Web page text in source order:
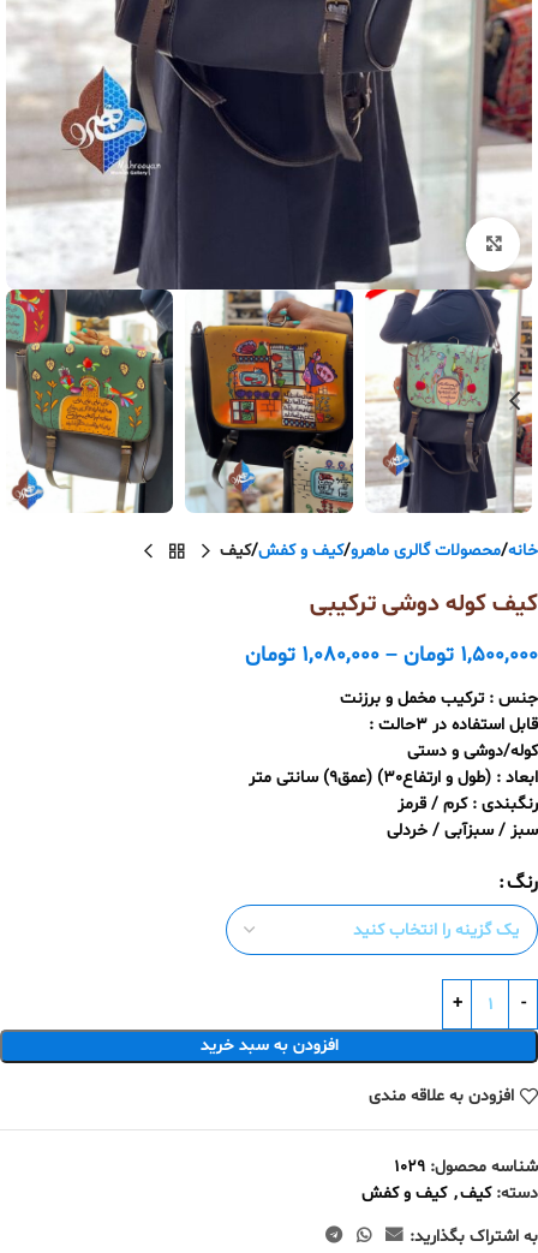
بزرگنمایی تصویر
خانه محصولات گالری ماهرو کیف و کفش کیف
کیف کوله دوشی ترکیبی
1,500,000 تومان –
1,080,000 تومان
جنس : ترکیب مخمل و برزنت
قابل استفاده در 3حالت :
کوله/دوشی و دستی
ابعاد : (طول و ارتفاع30) (عمق9) سانتی متر
رنگبندی : کرم / قرمز
سبز / سبزآبی / خردلی
رنگ
افزودن به سبد خرید
افزودن به علاقه مندی
شناسه محصول: 1029
دسته: کیف, کیف و کفش
به اشتراک بگذارید: